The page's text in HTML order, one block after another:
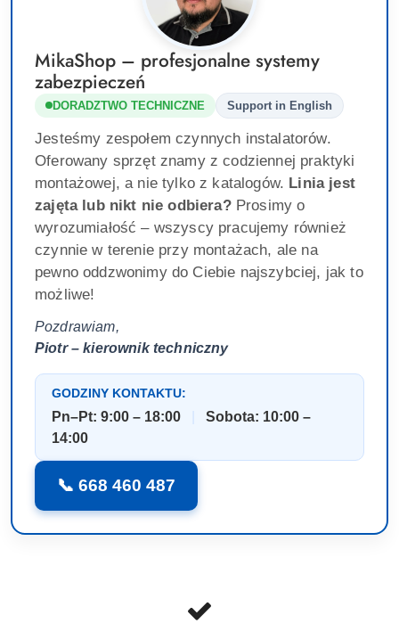
MikaShop – profesjonalne systemy
zabezpieczeń
DORADZTWO TECHNICZNE Support in English
Jesteśmy zespołem czynnych instalatorów.
Oferowany sprzęt znamy z codziennej praktyki
montażowej, a nie tylko z katalogów. Linia jest
zajęta lub nikt nie odbiera?Prosimy o
wyrozumiałość – wszyscy pracujemy również
czynnie w terenie przy montażach, ale na
pewno oddzwonimy do Ciebie najszybciej, jak to
możliwe!
Pozdrawiam,
Piotr – kierownik techniczny
GODZINY KONTAKTU:
Pn–Pt: 9:00 – 18:00
Sobota: 10:00 –
14:00
📞 668 460 487